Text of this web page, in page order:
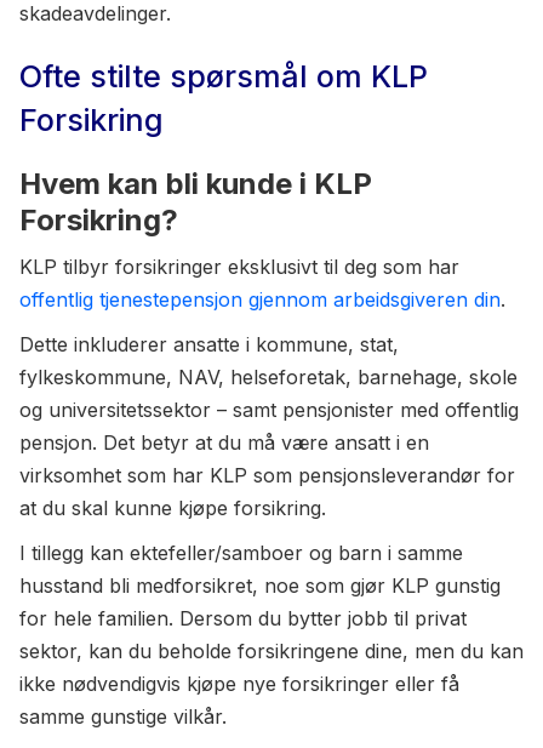
skadeavdelinger.
Ofte stilte spørsmål om KLP
Forsikring
Hvem kan bli kunde i KLP
Forsikring?
KLP tilbyr forsikringer eksklusivt til deg som har
offentlig tjenestepensjon gjennom arbeidsgiveren din.
Dette inkluderer ansatte i kommune, stat,
fylkeskommune, NAV, helseforetak, barnehage, skole
og universitetssektor – samt pensjonister med offentlig
pensjon. Det betyr at du må være ansatt i en
virksomhet som har KLP som pensjonsleverandør for
at du skal kunne kjøpe forsikring.
I tillegg kan ektefeller/samboer og barn i samme
husstand bli medforsikret, noe som gjør KLP gunstig
for hele familien. Dersom du bytter jobb til privat
sektor, kan du beholde forsikringene dine, men du kan
ikke nødvendigvis kjøpe nye forsikringer eller få
samme gunstige vilkår.